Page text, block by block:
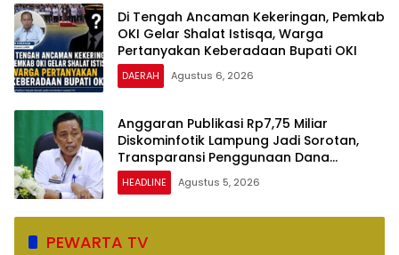
Di Tengah Ancaman Kekeringan, Pemkab
OKI Gelar Shalat Istisqa, Warga
Pertanyakan Keberadaan Bupati OKI
DAERAH Agustus 6, 2026
Anggaran Publikasi Rp7,75 Miliar
Diskominfotik Lampung Jadi Sorotan,
Transparansi Penggunaan Dana
Dipertanyakan
HEADLINE Agustus 5, 2026
PEWARTA TV